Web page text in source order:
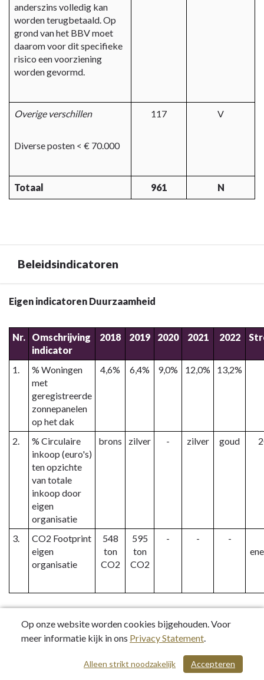
anderszins volledig kan
worden terugbetaald. Op
grond van het BBV moet
daarom voor dit specifieke
risico een voorziening
worden gevormd.
Overige verschillen
Diverse posten < € 70.000
117 V
Totaal 961 N
Beleidsindicatoren
Terug
navigatie
Programma
Duurzaamheid,
Beleidsindicatoren
Eigen indicatoren Duurzaamheid
Nr.
Omschrijving
indicator
2018 2019 2020 2021 2022
1.
% Woningen
met
geregistreerde
zonnepanelen
op het dak
4,6% 6,4% 9,0% 12,0% 13,2%
2.
% Circulaire
inkoop (euro's)
ten opzichte
van totale
inkoop door
eigen
organisatie
brons zilver - zilver goud
3.
CO2 Footprint
eigen
organisatie
548
ton
CO2
595
ton
CO2
- -
-
Toelichting:
1. Percentage woningen met geregistreerde zonnepanelen op
2. De meetmethodiek van de MRA is dusdanig opgezet dat
/ 494
Op onze website worden cookies bijgehouden. Voor
meer informatie kijk in ons Privacy Statement.
Accepteren
Alleen strikt noodzakelijk